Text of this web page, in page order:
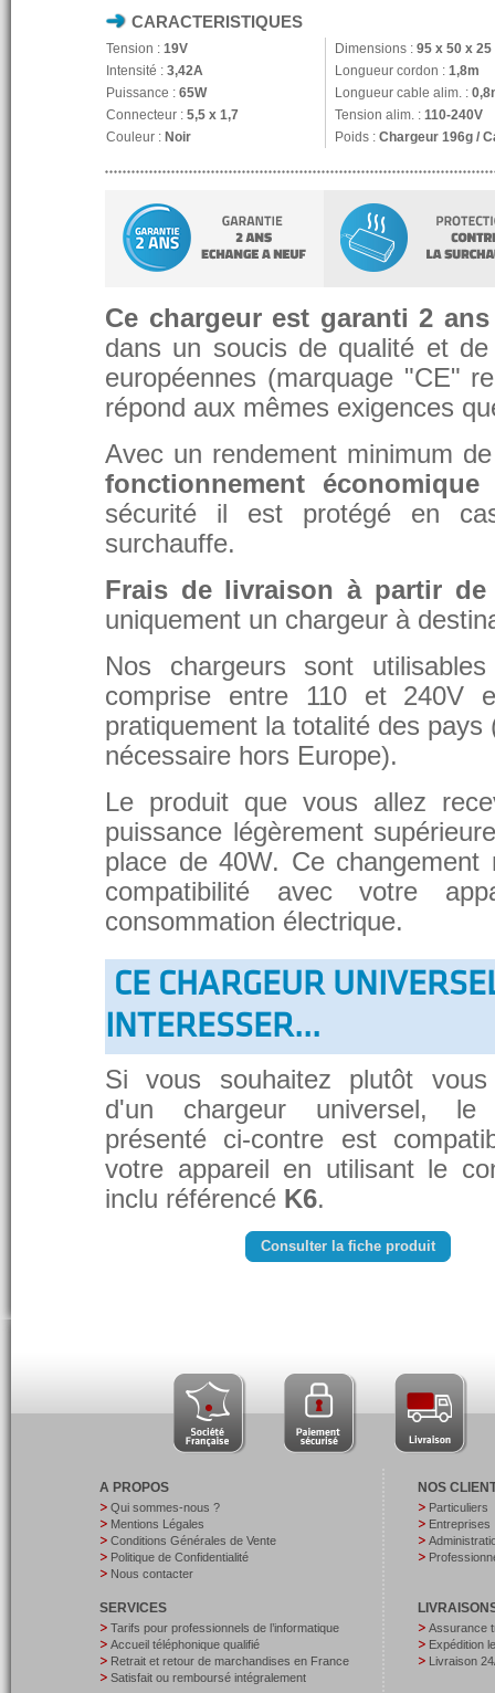
CARACTERISTIQUES
Tension : 19V Dimensions : 95 x 50 x 25
Intensité : 3,42A Longueur cordon : 1,8m
Puissance : 65W Longueur cable alim. :
Connecteur : 5,5 x 1,7 Tension alim. : 110-240V
Couleur : Noir Poids : Chargeur 196g /
Ce chargeur est garanti 2 ans
dans un soucis de qualité et
européennes (marquage "CE"
répond aux mêmes exigences
Avec un rendement minimum
fonctionnement
sécurité il est protégé en
surchauffe.
Frais de livraison à partir de
uniquement un chargeur à
Nos chargeurs sont
comprise entre 110 et 240V
pratiquement la totalité des
nécessaire hors Europe).
Le produit que vous allez
puissance légèrement
place de 40W. Ce
compatibilité avec votre
consommation électrique.
CE CHARGEUR
INTERESSER...
Si vous souhaitez plutôt vous
d'un chargeur universel, le
présenté ci-contre est
votre appareil en utilisant le
inclu référencé K6.
Consulter la fiche produit
A PROPOS
Qui sommes-nous ?
Mentions Légales
Conditions Générales de Vente
Politique de Confidentialité
Nous contacter
SERVICES
Tarifs pour professionnels de l’informatique
Accueil téléphonique qualifié
Retrait et retour de marchandises en France
Satisfait ou remboursé intégralement
NOS
Particuliers
Entreprises
Assurance
Expédition
Livraison